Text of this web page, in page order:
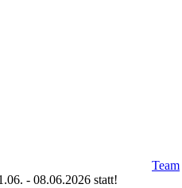
Team
- 08.06.2026 statt!